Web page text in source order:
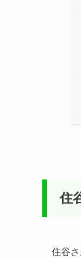
住
住谷